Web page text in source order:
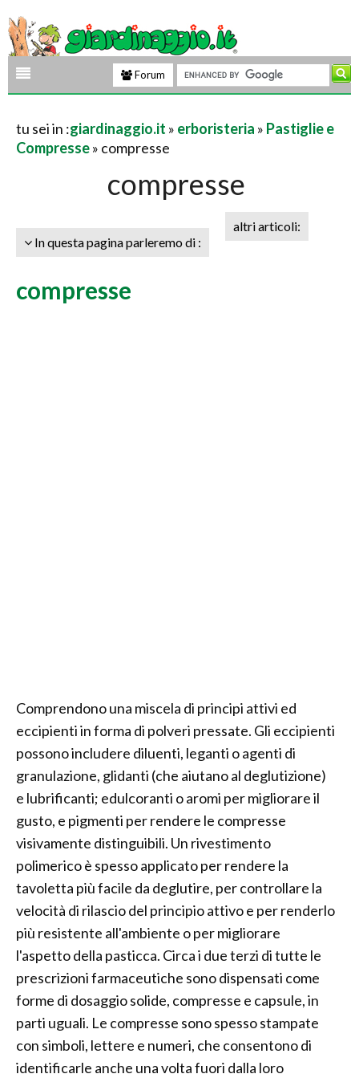
Forum
tu sei in :giardinaggio.it » erboristeria » Pastiglie e
Compresse» compresse
compresse
In questa pagina parleremo di :
altri articoli:
compresse
Comprendono una miscela di principi attivi ed
eccipienti in forma di polveri pressate. Gli eccipienti
possono includere diluenti, leganti o agenti di
granulazione, glidanti (che aiutano al deglutizione)
e lubrificanti; edulcoranti o aromi per migliorare il
gusto, e pigmenti per rendere le compresse
visivamente distinguibili. Un rivestimento
polimerico è spesso applicato per rendere la
tavoletta più facile da deglutire, per controllare la
velocità di rilascio del principio attivo e per renderlo
più resistente all'ambiente o per migliorare
l'aspetto della pasticca. Circa i due terzi di tutte le
prescrizioni farmaceutiche sono dispensati come
forme di dosaggio solide, compresse e capsule, in
parti uguali. Le compresse sono spesso stampate
con simboli, lettere e numeri, che consentono di
identificarle anche una volta fuori dalla loro